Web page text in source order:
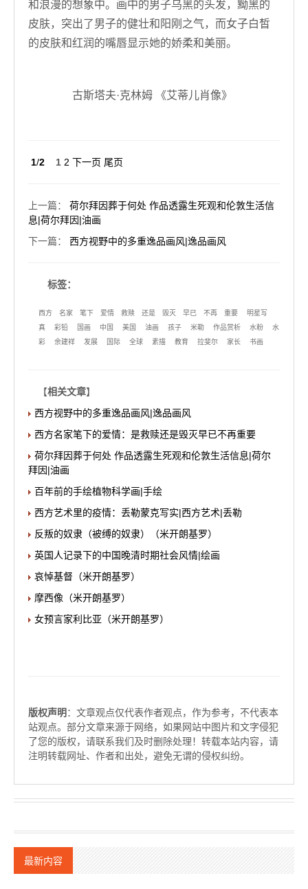
和浪漫的想象中。画中的男子乌黑的头发，黝黑的
皮肤，突出了男子的健壮和阳刚之气，而女子白皙
的皮肤和红润的嘴唇显示她的娇柔和美丽。
古斯塔夫·克林姆 《艾蒂儿肖像》
1/2 1 2 下一页 尾页
上一篇： 荷尔拜因葬于何处 作品透露生死观和伦敦生活信
息|荷尔拜因|油画
下一篇： 西方视野中的多重逸品画风|逸品画风
标签：
西方 名家 笔下 爱情 救赎 还是 毁灭 早已 不再 重要
明星写
真
彩铅 国画 中国 美国 油画 孩子 米勒 作品赏析 水粉
水
彩
余建祥 发展 国际 全球 素描 教育 拉斐尔 家长 书画
【相关文章】
西方视野中的多重逸品画风|逸品画风
西方名家笔下的爱情：是救赎还是毁灭早已不再重要
荷尔拜因葬于何处 作品透露生死观和伦敦生活信息|荷尔
拜因|油画
百年前的手绘植物科学画|手绘
西方艺术里的疫情：丢勒蒙克写实|西方艺术|丢勒
反叛的奴隶（被缚的奴隶）（米开朗基罗）
英国人记录下的中国晚清时期社会风情|绘画
哀悼基督（米开朗基罗）
摩西像（米开朗基罗）
女预言家利比亚（米开朗基罗）
版权声明 ：文章观点仅代表作者观点，作为参考，不代表本
站观点。部分文章来源于网络，如果网站中图片和文字侵犯
了您的版权，请联系我们及时删除处理！转载本站内容，请
注明转载网址、作者和出处，避免无谓的侵权纠纷。
最新内容